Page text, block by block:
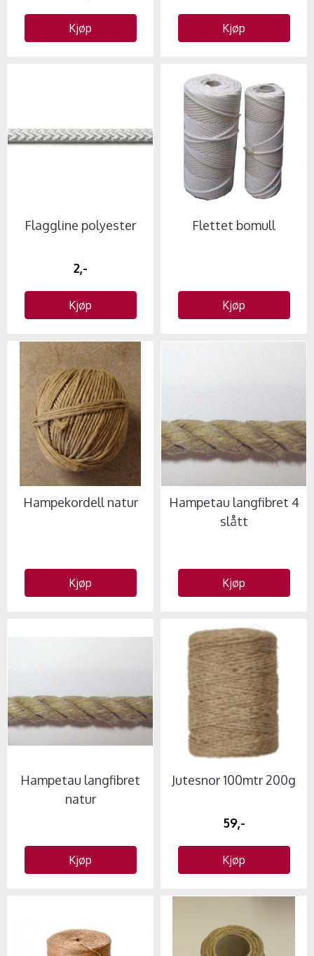
Kjøp Kjøp
Flaggline polyester
2,-
Kjøp
Flettet bomull
Kjøp
Hampekordell natur
Kjøp
Hampetau langfibret 4
slått
Kjøp
Hampetau langfibret
natur
Kjøp
Jutesnor 100mtr 200g
59,-
Kjøp